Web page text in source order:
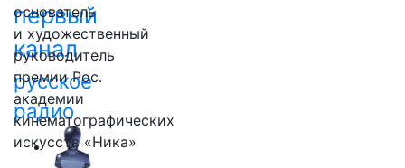
первый
канал
русское
радио
основатель
и художественный
руководитель
премии Рос.
академии
кинематографических
искусств «Ника»